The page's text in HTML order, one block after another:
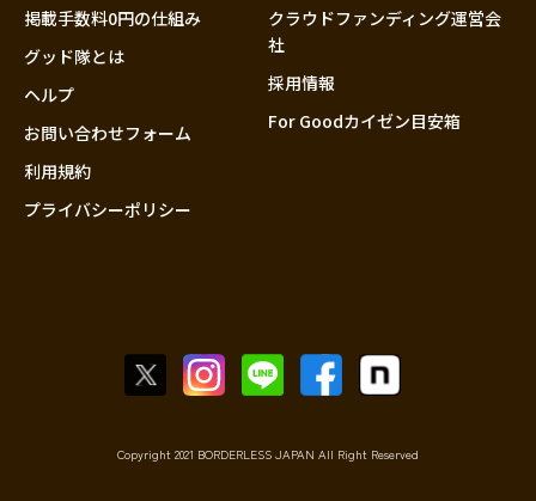
大分
掲載手数料0円の仕組み
グッド隊とは
ヘルプ
お問い合わせフォーム
利用規約
プライバシーポリシー
クラウドファンディング運営会
社
採用情報
For Goodカイゼン目安箱
Copyright 2021 BORDERLESS JAPAN All Right Reserved